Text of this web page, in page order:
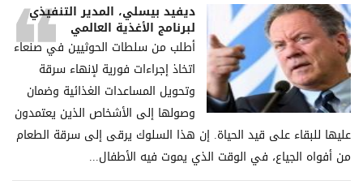
ديفيد بيسلي، المدير التنفيذي
لبرنامج الأغذية العالمي
أطلب من سلطات الحوثيين في صنعاء
اتخاذ إجراءات فورية لإنهاء سرقة
وتحويل المساعدات الغذائية وضمان
وصولها إلى الأشخاص الذين يعتمدون
عليها للبقاء على قيد الحياة. إن هذا السلوك يرقى إلى سرقة الطعام
من أفواه الجياع، في الوقت الذي يموت فيه الأطفال...